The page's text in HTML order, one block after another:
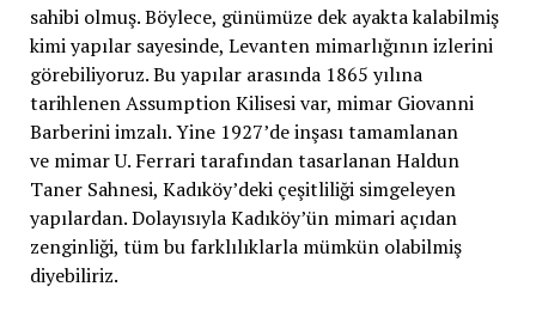
sahibi olmuş. Böylece, günümüze dek ayakta kalabilmiş
kimi yapılar sayesinde, Levanten mimarlığının izlerini
görebiliyoruz. Bu yapılar arasında 1865 yılına
tarihlenen Assumption Kilisesi var, mimar Giovanni
Barberini imzalı. Yine 1927’de inşası tamamlanan
ve mimar U. Ferrari tarafından tasarlanan Haldun
Taner Sahnesi, Kadıköy’deki çeşitliliği simgeleyen
yapılardan. Dolayısıyla Kadıköy’ün mimari açıdan
zenginliği, tüm bu farklılıklarla mümkün olabilmiş
diyebiliriz.